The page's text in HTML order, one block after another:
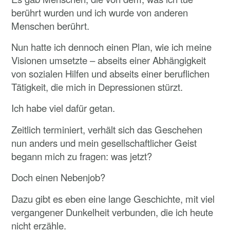
berührt wurden und ich wurde von anderen
Menschen berührt.
Nun hatte ich dennoch einen Plan, wie ich meine
Visionen umsetzte – abseits einer Abhängigkeit
von sozialen Hilfen und abseits einer beruflichen
Tätigkeit, die mich in Depressionen stürzt.
Ich habe viel dafür getan.
Zeitlich terminiert, verhält sich das Geschehen
nun anders und mein gesellschaftlicher Geist
begann mich zu fragen: was jetzt?
Doch einen Nebenjob?
Dazu gibt es eben eine lange Geschichte, mit viel
vergangener Dunkelheit verbunden, die ich heute
nicht erzähle.